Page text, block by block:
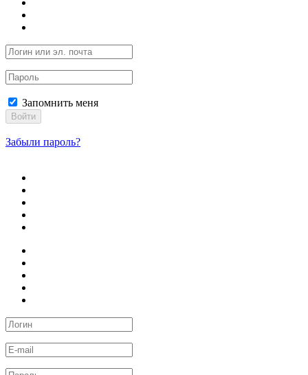
Запомнить меня
Войти
Забыли пароль?